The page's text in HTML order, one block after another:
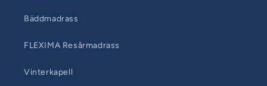
Bäddmadrass
FLEXIMA Resårmadrass
Vinterkapell